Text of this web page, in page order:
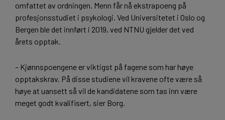
omfattet av ordningen. Menn får nå ekstrapoeng på
profesjonsstudiet i psykologi. Ved Universitetet i Oslo og
Bergen ble det innført i 2019, ved NTNU gjelder det ved
årets opptak.
– Kjønnspoengene er viktigst på fagene som har høye
opptakskrav. På disse studiene vil kravene ofte være så
høye at uansett så vil de kandidatene som tas inn være
meget godt kvalifisert, sier Borg.